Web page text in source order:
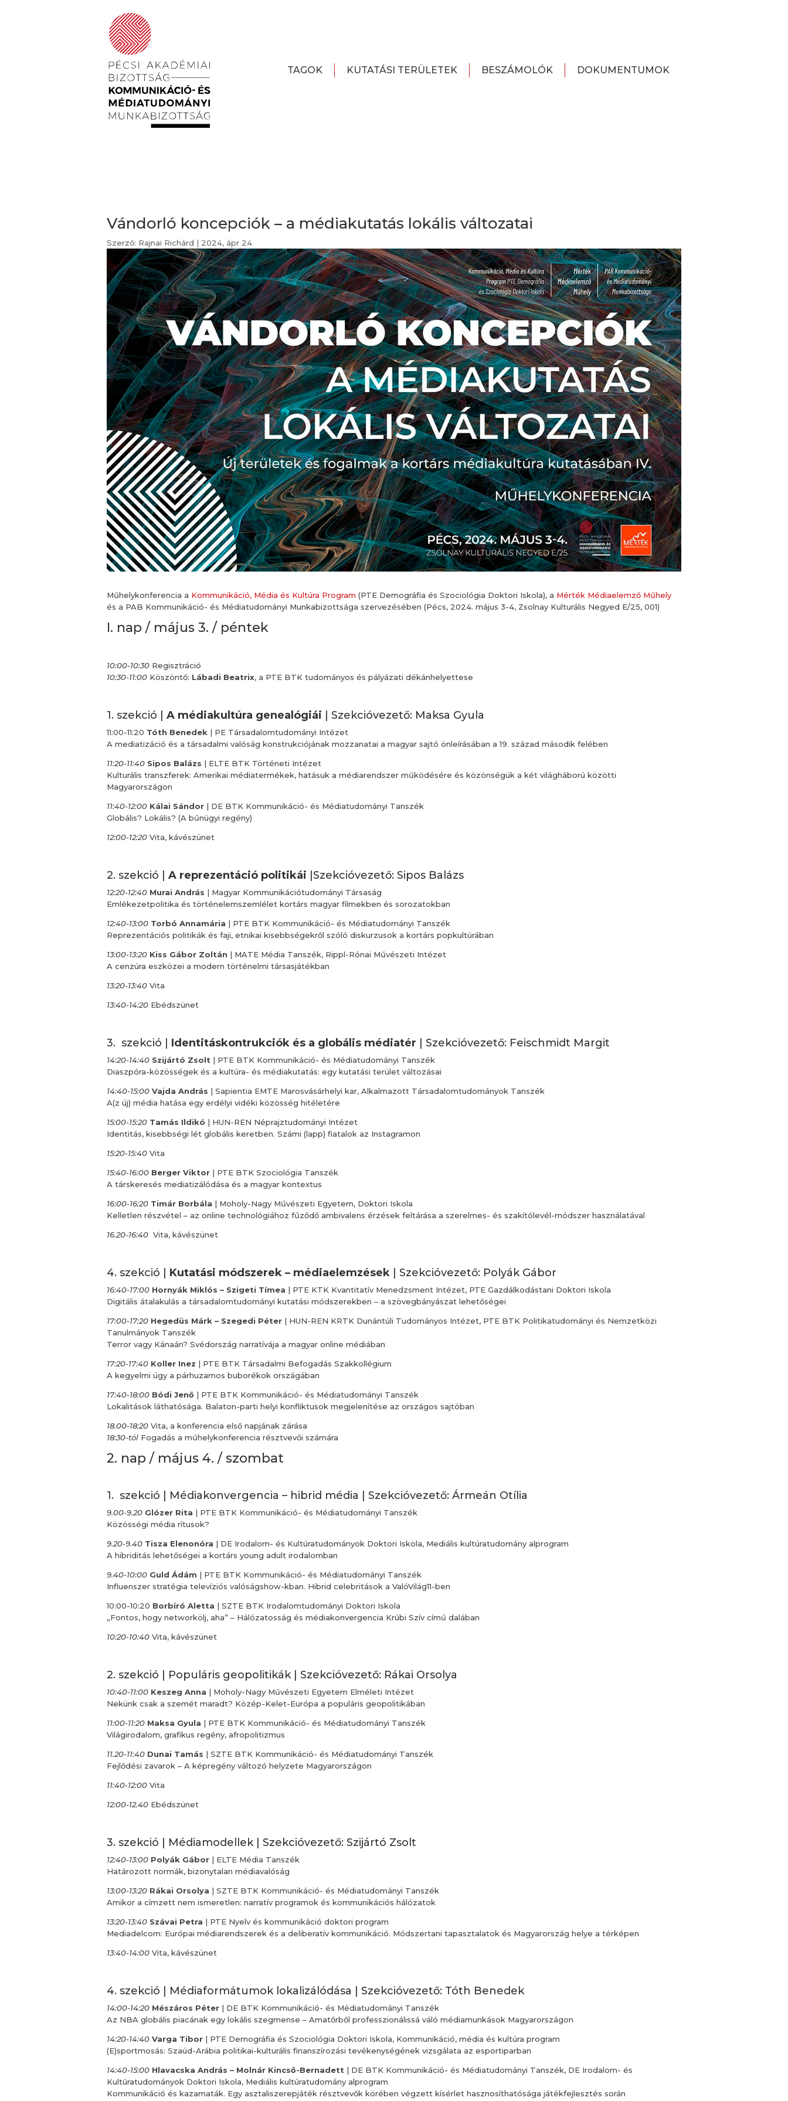
TAGOK KUTATÁSI TERÜLETEK BESZÁMOLÓK DOKUMENTUMOK
Vándorló koncepciók – a médiakutatás lokális változatai
Szerző: Rajnai Richárd | 2024, ápr 24
Műhelykonferencia a Kommunikáció, Média és Kultúra Program (PTE Demográfia és Szociológia Doktori Iskola), a Mérték Médiaelemző Műhely
és a PAB Kommunikáció- és Médiatudományi Munkabizottsága szervezésében (Pécs, 2024. május 3-4, Zsolnay Kulturális Negyed E/25, 001)
I. nap / május 3. / péntek
10:00-10:30 Regisztráció
10:30-11:00 Köszöntő: Lábadi Beatrix, a PTE BTK tudományos és pályázati dékánhelyettese
1. szekció | A médiakultúra genealógiái | Szekcióvezető: Maksa Gyula
11:00-11:20 Tóth Benedek | PE Társadalomtudományi Intézet
A mediatizáció és a társadalmi valóság konstrukciójának mozzanatai a magyar sajtó önleírásában a 19. század második felében
11:20-11:40 Sipos Balázs | ELTE BTK Történeti Intézet
Kulturális transzferek: Amerikai médiatermékek, hatásuk a médiarendszer működésére és közönségük a két világháború közötti
Magyarországon
11:40-12:00 Kálai Sándor | DE BTK Kommunikáció- és Médiatudományi Tanszék
Globális? Lokális? (A bűnügyi regény)
12:00-12:20 Vita, kávészünet
2. szekció | A reprezentáció politikái |Szekcióvezető: Sipos Balázs
12:20-12:40 Murai András | Magyar Kommunikációtudományi Társaság
Emlékezetpolitika és történelemszemlélet kortárs magyar filmekben és sorozatokban
12:40-13:00 Torbó Annamária | PTE BTK Kommunikáció- és Médiatudományi Tanszék
Reprezentációs politikák és faji, etnikai kisebbségekről szóló diskurzusok a kortárs popkultúrában
13:00-13:20 Kiss Gábor Zoltán | MATE Média Tanszék, Rippl-Rónai Művészeti Intézet
A cenzúra eszközei a modern történelmi társasjátékban
13:20-13:40 Vita
13:40-14:20 Ebédszünet
3. szekció | Identitáskontrukciók és a globális médiatér | Szekcióvezető: Feischmidt Margit
14:20-14:40 Szijártó Zsolt | PTE BTK Kommunikáció- és Médiatudományi Tanszék
Diaszpóra-közösségek és a kultúra- és médiakutatás: egy kutatási terület változásai
14:40-15:00 Vajda András | Sapientia EMTE Marosvásárhelyi kar, Alkalmazott Társadalomtudományok Tanszék
A(z új) média hatása egy erdélyi vidéki közösség hitéletére
15:00-15:20 Tamás Ildikó | HUN-REN Néprajztudományi Intézet
Identitás, kisebbségi lét globális keretben. Számi (lapp) fiatalok az Instagramon
15:20-15:40 Vita
15:40-16:00 Berger Viktor | PTE BTK Szociológia Tanszék
A társkeresés mediatizálódása és a magyar kontextus
16:00-16:20 Timár Borbála | Moholy-Nagy Művészeti Egyetem, Doktori Iskola
Kelletlen részvétel – az online technológiához fűződő ambivalens érzések feltárása a szerelmes- és szakítólevél-módszer használatával
16.20-16:40 Vita, kávészünet
4. szekció | Kutatási módszerek – médiaelemzések | Szekcióvezető: Polyák Gábor
16:40-17:00 Hornyák Miklós – Szigeti Tímea | PTE KTK Kvantitatív Menedzsment Intézet, PTE Gazdálkodástani Doktori Iskola
Digitális átalakulás a társadalomtudományi kutatási módszerekben – a szövegbányászat lehetőségei
17:00-17:20 Hegedüs Márk – Szegedi Péter | HUN-REN KRTK Dunántúli Tudományos Intézet, PTE BTK Politikatudományi és Nemzetközi
Tanulmányok Tanszék
Terror vagy Kánaán? Svédország narratívája a magyar online médiában
17:20-17:40 Koller Inez | PTE BTK Társadalmi Befogadás Szakkollégium
A kegyelmi ügy a párhuzamos buborékok országában
17:40-18:00 Bódi Jenő | PTE BTK Kommunikáció- és Médiatudományi Tanszék
Lokalitások láthatósága. Balaton-parti helyi konfliktusok megjelenítése az országos sajtóban
18.00-18:20 Vita, a konferencia első napjának zárása
18:30-tól Fogadás a műhelykonferencia résztvevői számára
2. nap / május 4. / szombat
1. szekció | Médiakonvergencia – hibrid média | Szekcióvezető: Ármeán Otília
9.00-9.20 Glózer Rita | PTE BTK Kommunikáció- és Médiatudományi Tanszék
Közösségi média rítusok?
9.20-9.40 Tisza Elenonóra | DE Irodalom- és Kultúratudományok Doktori Iskola, Mediális kultúratudomány alprogram
A hibriditás lehetőségei a kortárs young adult irodalomban
9.40-10:00 Guld Ádám | PTE BTK Kommunikáció- és Médiatudományi Tanszék
Influenszer stratégia televíziós valóságshow-kban. Hibrid celebritások a ValóVilág11-ben
10:00-10:20 Borbíró Aletta | SZTE BTK Irodalomtudományi Doktori Iskola
„Fontos, hogy networkölj, aha” – Hálózatosság és médiakonvergencia Krúbi Szív című dalában
10:20-10:40 Vita, kávészünet
2. szekció | Populáris geopolitikák | Szekcióvezető: Rákai Orsolya
10:40-11:00 Keszeg Anna | Moholy-Nagy Művészeti Egyetem Elméleti Intézet
Nekünk csak a szemét maradt? Közép-Kelet-Európa a populáris geopolitikában
11:00-11:20 Maksa Gyula | PTE BTK Kommunikáció- és Médiatudományi Tanszék
Világirodalom, grafikus regény, afropolitizmus
11.20-11:40 Dunai Tamás | SZTE BTK Kommunikáció- és Médiatudományi Tanszék
Fejlődési zavarok – A képregény változó helyzete Magyarországon
11:40-12:00 Vita
12:00-12.40 Ebédszünet
3. szekció | Médiamodellek | Szekcióvezető: Szijártó Zsolt
12:40-13:00 Polyák Gábor | ELTE Média Tanszék
Határozott normák, bizonytalan médiavalóság
13:00-13:20 Rákai Orsolya | SZTE BTK Kommunikáció- és Médiatudományi Tanszék
Amikor a címzett nem ismeretlen: narratív programok és kommunikációs hálózatok
13:20-13:40 Szávai Petra | PTE Nyelv és kommunikáció doktori program
Mediadelcom: Európai médiarendszerek és a deliberatív kommunikáció. Módszertani tapasztalatok és Magyarország helye a térképen
13:40-14:00 Vita, kávészünet
4. szekció | Médiaformátumok lokalizálódása | Szekcióvezető: Tóth Benedek
14:00-14:20 Mészáros Péter | DE BTK Kommunikáció- és Médiatudományi Tanszék
Az NBA globális piacának egy lokális szegmense – Amatőrből professzionálissá váló médiamunkások Magyarországon
14:20-14:40 Varga Tibor | PTE Demográfia és Szociológia Doktori Iskola, Kommunikáció, média és kultúra program
(E)sportmosás: Szaúd-Arábia politikai-kulturális finanszírozási tevékenységének vizsgálata az esportiparban
14:40-15:00 Hlavacska András – Molnár Kincső-Bernadett | DE BTK Kommunikáció- és Médiatudományi Tanszék, DE Irodalom- és
Kultúratudományok Doktori Iskola, Mediális kultúratudomány alprogram
Kommunikáció és kazamaták. Egy asztaliszerepjáték résztvevők körében végzett kísérlet hasznosíthatósága játékfejlesztés során